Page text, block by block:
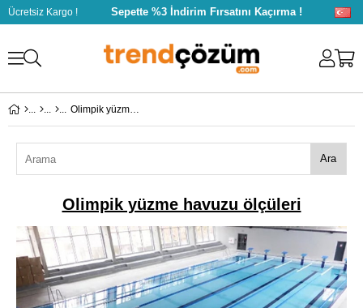
Ücretsiz Kargo ! Sepette %3 İndirim Fırsatını Kaçırma !
Olimpik yüzme havuzu ölçüleri
Ara
Olimpik yüzme havuzu ölçüleri